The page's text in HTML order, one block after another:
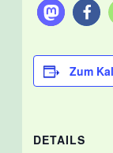
Zum
DETAILS